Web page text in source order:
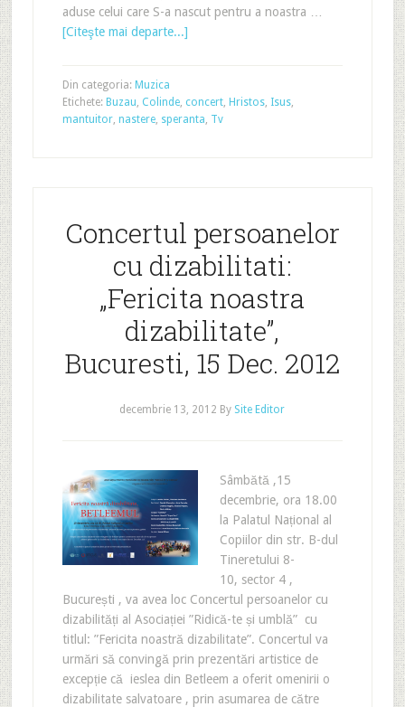
aduse celui care S-a nascut pentru a noastra …
[Citeşte mai departe...]
Din categoria: Muzica
Etichete: Buzau, Colinde, concert, Hristos, Isus,
mantuitor, nastere, speranta, Tv
Concertul persoanelor
cu dizabilitati:
„Fericita noastra
dizabilitate”,
Bucuresti, 15 Dec. 2012
decembrie 13, 2012 By Site Editor
Sâmbătă ,15
decembrie, ora 18.00
la Palatul Național al
Copiilor din str. B-dul
Tineretului 8-
10, sector 4 ,
București , va avea loc Concertul persoanelor cu
dizabilități al Asociației ”Ridică-te și umblă” cu
titlul: ”Fericita noastră dizabilitate”. Concertul va
urmări să convingă prin prezentări artistice de
excepție că ieslea din Betleem a oferit omenirii o
dizabilitate salvatoare , prin asumarea de către